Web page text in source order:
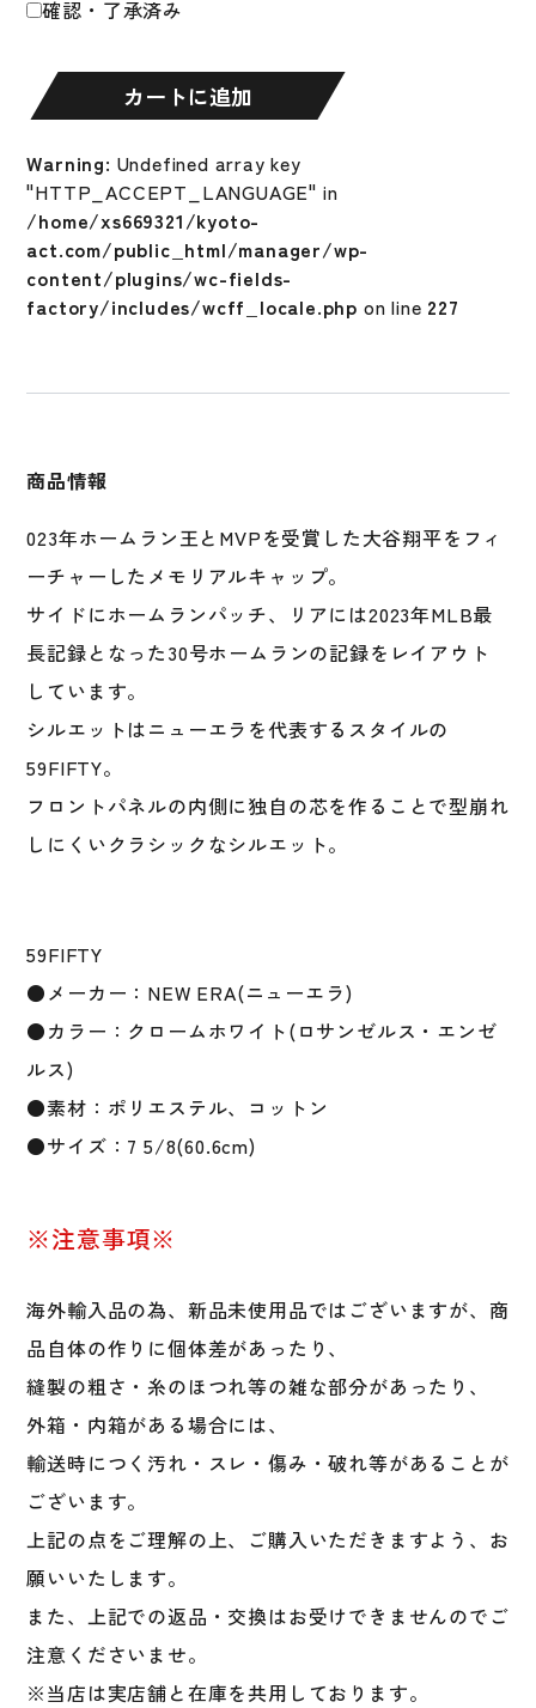
確認・了承済み
平
Ohtani
American
MVP
&
Home
Runs
Leaders
ロ
ゼ
エ
ゼ
ル
ス
HR
パ
ッ
チ
ス
カ
ー
レ
ッ
ロ
ム
ホ
ワ
ト
帽
ャ
大
人
一
個
カートに追加
Warning: Undefined array key
"HTTP_ACCEPT_LANGUAGE" in
/home/xs669321/kyoto-
act.com/public_html/manager/wp-
content/plugins/wc-fields-
factory/includes/wcff_locale.php on line 227
商品情報
023年ホームラン王とMVPを受賞した大谷翔平をフィ
ーチャーしたメモリアルキャップ。
サイドにホームランパッチ、リアには2023年MLB最
長記録となった30号ホームランの記録をレイアウト
しています。
シルエットはニューエラを代表するスタイルの
59FIFTY。
フロントパネルの内側に独自の芯を作ることで型崩れ
しにくいクラシックなシルエット。
59FIFTY
●メーカー：NEW ERA(ニューエラ)
●カラー：クロームホワイト(ロサンゼルス・エンゼ
ルス)
●素材：ポリエステル、コットン
●サイズ：7 5/8(60.6cm)
※注意事項※
海外輸入品の為、新品未使用品ではございますが、商
品自体の作りに個体差があったり、
縫製の粗さ・糸のほつれ等の雑な部分があったり、
外箱・内箱がある場合には、
輸送時につく汚れ・スレ・傷み・破れ等があることが
ございます。
上記の点をご理解の上、ご購入いただきますよう、お
願いいたします。
また、上記での返品・交換はお受けできませんのでご
注意くださいませ。
※当店は実店舗と在庫を共用しております。